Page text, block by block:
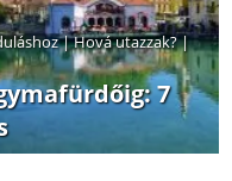
|Hová utazzak?|
7